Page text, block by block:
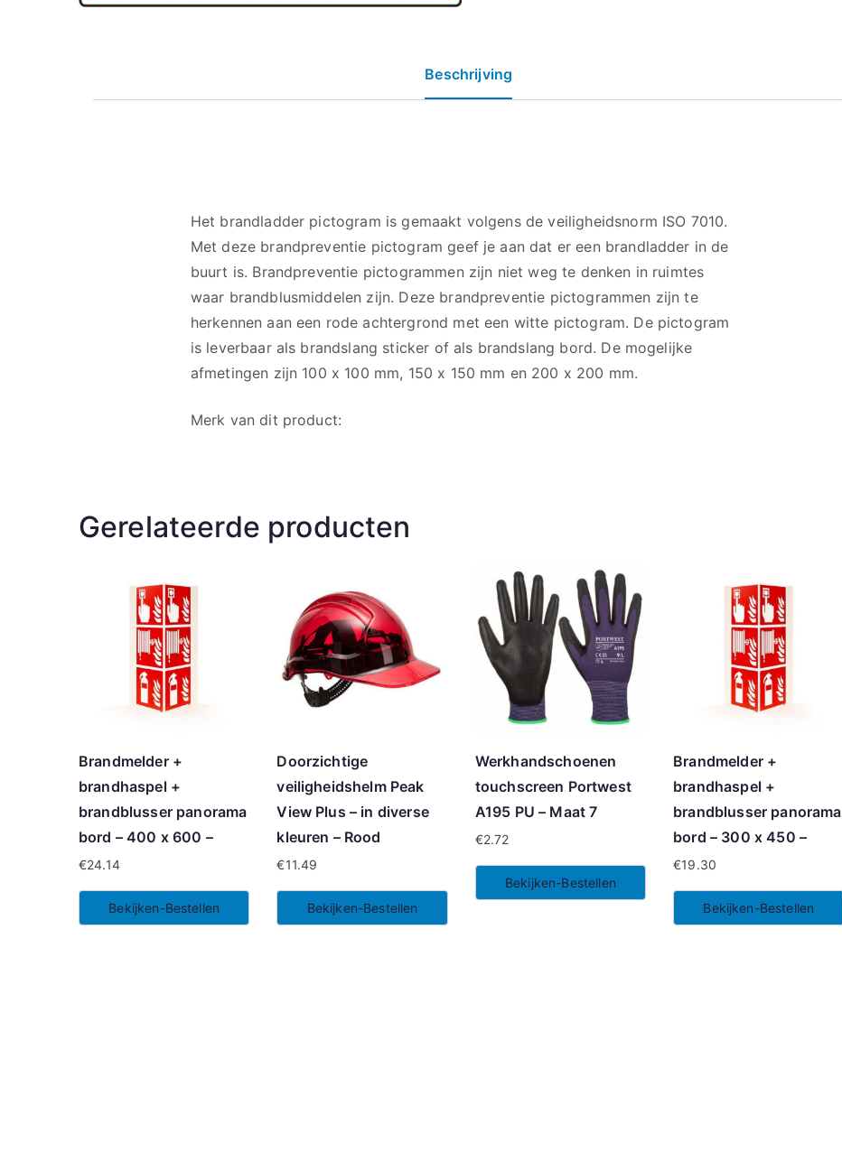
Beschrijving
Het brandladder pictogram is gemaakt volgens de veiligheidsnorm ISO 7010.
Met deze brandpreventie pictogram geef je aan dat er een brandladder in de
buurt is. Brandpreventie pictogrammen zijn niet weg te denken in ruimtes
waar brandblusmiddelen zijn. Deze brandpreventie pictogrammen zijn te
herkennen aan een rode achtergrond met een witte pictogram. De pictogram
is leverbaar als brandslang sticker of als brandslang bord. De mogelijke
afmetingen zijn 100 x 100 mm, 150 x 150 mm en 200 x 200 mm.
Merk van dit product:
Gerelateerde producten
Brandmelder +
brandhaspel +
brandblusser panorama
bord – 400 x 600 –
€24.14
Bekijken-Bestellen
Doorzichtige
veiligheidshelm Peak
View Plus – in diverse
kleuren – Rood
€11.49
Bekijken-Bestellen
Werkhandschoenen
touchscreen Portwest
A195 PU – Maat 7
€2.72
Bekijken-Bestellen
Brandmelder +
brandhaspel +
brandblusser panorama
bord – 300 x 450 –
€19.30
Bekijken-Bestellen